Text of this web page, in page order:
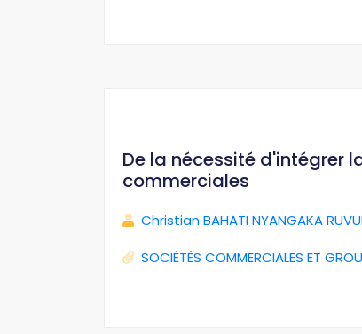
De la nécessité d'intégrer
commerciales
Christian BAHATI NYANGAKA
SOCIÉTÉS COMMERCIALES ET